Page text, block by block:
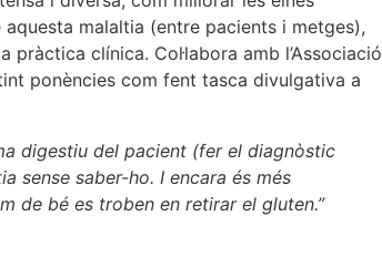
malaltia (entre pacients i metges),
clínica. Col·labora amb l’Associació
ponències com fent tasca divulgativa a
digestiu del pacient (fer el diagnòstic
sense saber-ho. I encara és més
de bé es troben en retirar el gluten.”